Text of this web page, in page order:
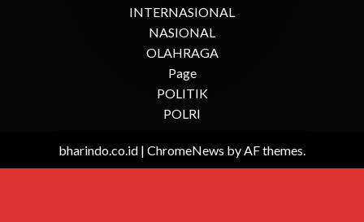
INTERNASIONAL
NASIONAL
OLAHRAGA
Page
POLITIK
POLRI
bharindo.co.id | ChromeNews by AF themes.